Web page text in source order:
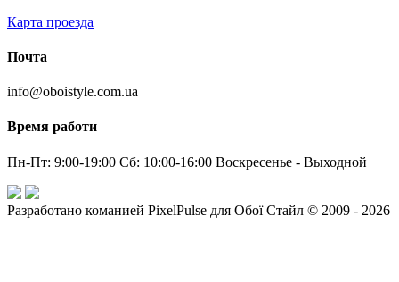
Карта проезда
Почта
info@oboistyle.com.ua
Время работи
Пн-Пт: 9:00-19:00 Сб: 10:00-16:00 Воскресенье - Выходной
Разработано команией PixelPulse для Обої Стайл © 2009 - 2026